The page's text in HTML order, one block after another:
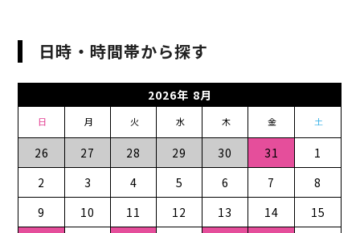
日時・時間帯から探す
2026年 8月
日 月 火 水 木 金 土
26 27 28 29 30 31
1
2
3 4 5 6 7
8
9
10 11 12 13 14
15